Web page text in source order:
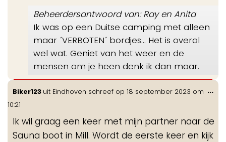
Beheerdersantwoord van: Ray en Anita
Ik was op een Duitse camping met alleen
maar ´VERBOTEN´ bordjes... Het is overal
wel wat. Geniet van het weer en de
mensen om je heen denk ik dan maar.
Biker123 uit Eindhoven schreef op 18 september 2023 om
10:21
Ik wil graag een keer met mijn partner naar de
Sauna boot in Mill. Wordt de eerste keer en kijk
...